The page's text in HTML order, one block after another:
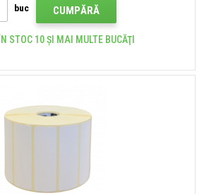
buc CUMPĂRĂ
STOC 10 ȘI MAI MULTE BUCĂŢI